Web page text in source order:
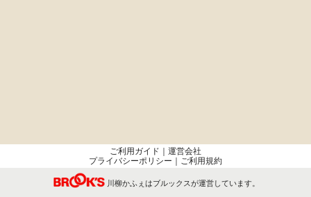
ご利用ガイド
運営会社
プライバシーポリシー
ご利用規約
川柳かふぇはブルックスが運営しています。